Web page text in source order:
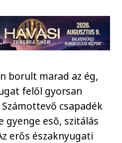
borult marad az ég,
felől gyorsan
csapadék
gyenge eső, szitálás
erős északnyugati